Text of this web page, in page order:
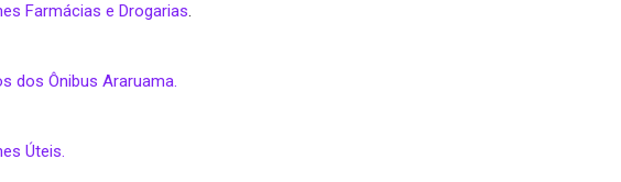
Farmácias e Drogarias.
dos Ônibus Araruama.
Úteis.